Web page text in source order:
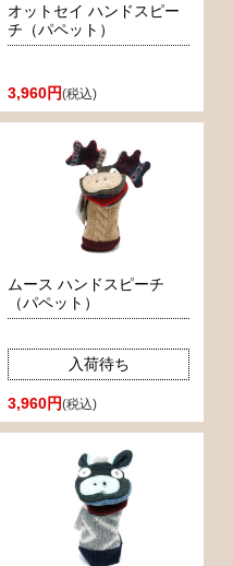
オットセイ ハンドスピー
チ（パペット）
3,960円(税込)
ムース ハンドスピーチ
（パペット）
入荷待ち
3,960円(税込)